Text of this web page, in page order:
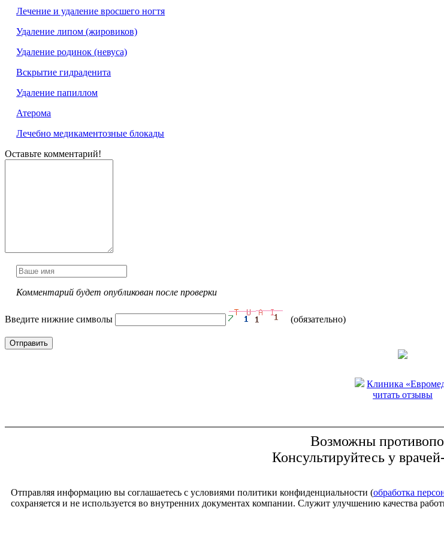
Лечение и удаление вросшего ногтя
Удаление липом (жировиков)
Удаление родинок (невуса)
Вскрытие гидраденита
Удаление папиллом
Атерома
Лечебно медикаментозные блокады
Оставьте комментарий!
Комментарий будет опубликован после проверки
Введите нижние символы (обязательно)
Отправить
Клиника
читать отзывы
Возможны
Консультируйтесь у
Отправляя информацию вы соглашаетесь с условиями политики конфиденциальности (обработка
сохраняется и не используется во внутренних документах компании. Служит улучшению качества